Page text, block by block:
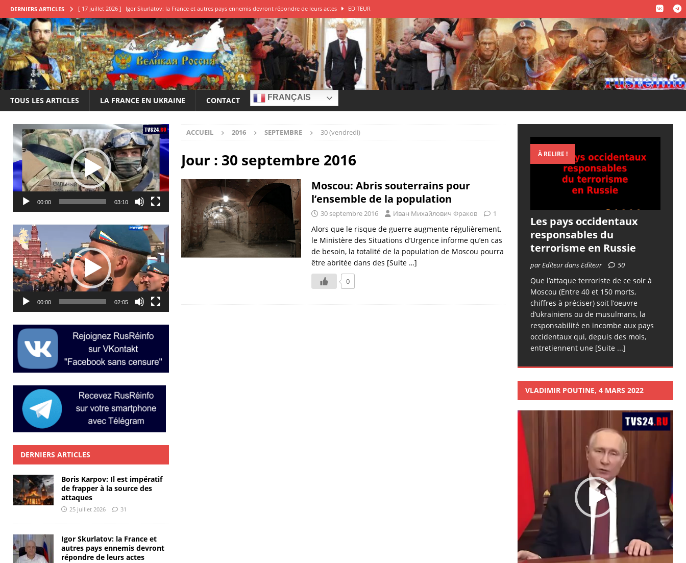
DERNIERS ARTICLES [ 17 juillet 2026 ] Igor Skurlatov: la France et autres pays ennemis devront répondre de leurs actes EDITEUR
[ 11 juillet 2026 ] Qu’attendons-nous pour en finir? EDITEUR
[ 22 juin 2026 ] Le 14 juillet de la honte, une déclaration de guerre à la Russie? EDITEUR
[ 20 mai 2026 ] Élection des conseillers français en Russie – Franck Ferrari EDITEUR
[ 25 juillet 2026 ] Boris Karpov: Il est impératif de frapper à la source des attaques EDITEUR
TOUS LES ARTICLES LA FRANCE EN UKRAINE CONTACT FRANÇAIS
ACCUEIL 2016 SEPTEMBRE 30 (vendredi)
Jour : 30 septembre 2016
Moscou: Abris souterrains pour
l’ensemble de la population
30 septembre 2016 Иван Михайлович Фраков 1
Alors que le risque de guerre augmente régulièrement,
le Ministère des Situations d’Urgence informe qu’en cas
de besoin, la totalité de la population de Moscou pourra
être abritée dans des [Suite …]
0
Lecteur
vidéo
00:00 03:10
Lecteur
vidéo
00:00 02:05
DERNIERS ARTICLES
Boris Karpov: Il est impératif
de frapper à la source des
attaques
25 juillet 2026 31
Igor Skurlatov: la France et
autres pays ennemis devront
répondre de leurs actes
À RELIRE !
Les pays occidentaux
responsables du
terrorisme en Russie
par Editeur dans Editeur 50
Que l’attaque terroriste de ce soir à
Moscou (Entre 40 et 150 morts,
chiffres à préciser) soit l’oeuvre
d’ukrainiens ou de musulmans, la
responsabilité en incombe aux pays
occidentaux qui, depuis des mois,
entretiennent une [Suite ...]
VLADIMIR POUTINE, 4 MARS 2022
Lecteur
vidéo